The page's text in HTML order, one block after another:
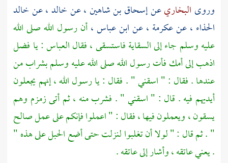
وروى البخاريعنإسحاق بن شاهين، عنخالد، عنخالد
الحذاء ، عنعكرمة ، عنابن عباس،أن رسول الله صلى الله
عليه وسلم جاء إلى السقاية فاستسقى ، فقالالعباس: يا فضل
اذهب إلى أمك فأت رسول الله صلى الله عليه وسلم بشراب من
عندها . فقال : " اسقني " . فقال : يا رسول الله ، إنهم يجعلون
أيديهم فيه . قال : " اسقني " . فشرب منه ، ثم أتىزمزم وهم
يسقون ، ويعملون فيها ، فقال : " اعملوا فإنكم على عمل صالح
" . ثم قال : " لولا أن تغلبوا لنزلت حتى أضع الحبل على هذه "
. يعني عاتقه ، وأشار إلى عاتقه .